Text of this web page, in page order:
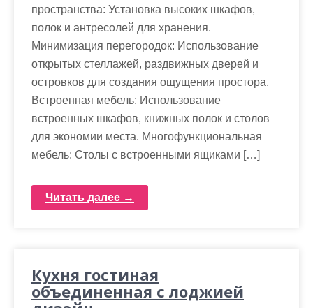
пространства: Установка высоких шкафов,
полок и антресолей для хранения.
Минимизация перегородок: Использование
открытых стеллажей, раздвижных дверей и
островков для создания ощущения простора.
Встроенная мебель: Использование
встроенных шкафов, книжных полок и столов
для экономии места. Многофункциональная
мебель: Столы с встроенными ящиками […]
Читать далее →
Кухня гостиная
объединенная с лоджией